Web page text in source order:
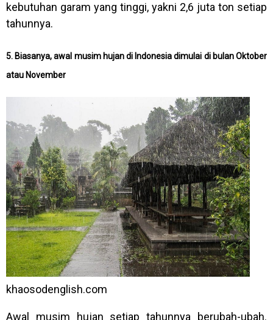
kebutuhan garam yang tinggi, yakni 2,6 juta ton setiap
tahunnya.
5. Biasanya, awal musim hujan di Indonesia dimulai di bulan Oktober
atau November
khaosodenglish.com
Awal musim hujan setiap tahunnya berubah-ubah.